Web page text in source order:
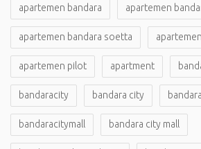
apartemen bandara apartemen
apartemen bandara soetta
apartemen pilot apartment
bandaracity bandara city
bandaracitymall bandara city mall